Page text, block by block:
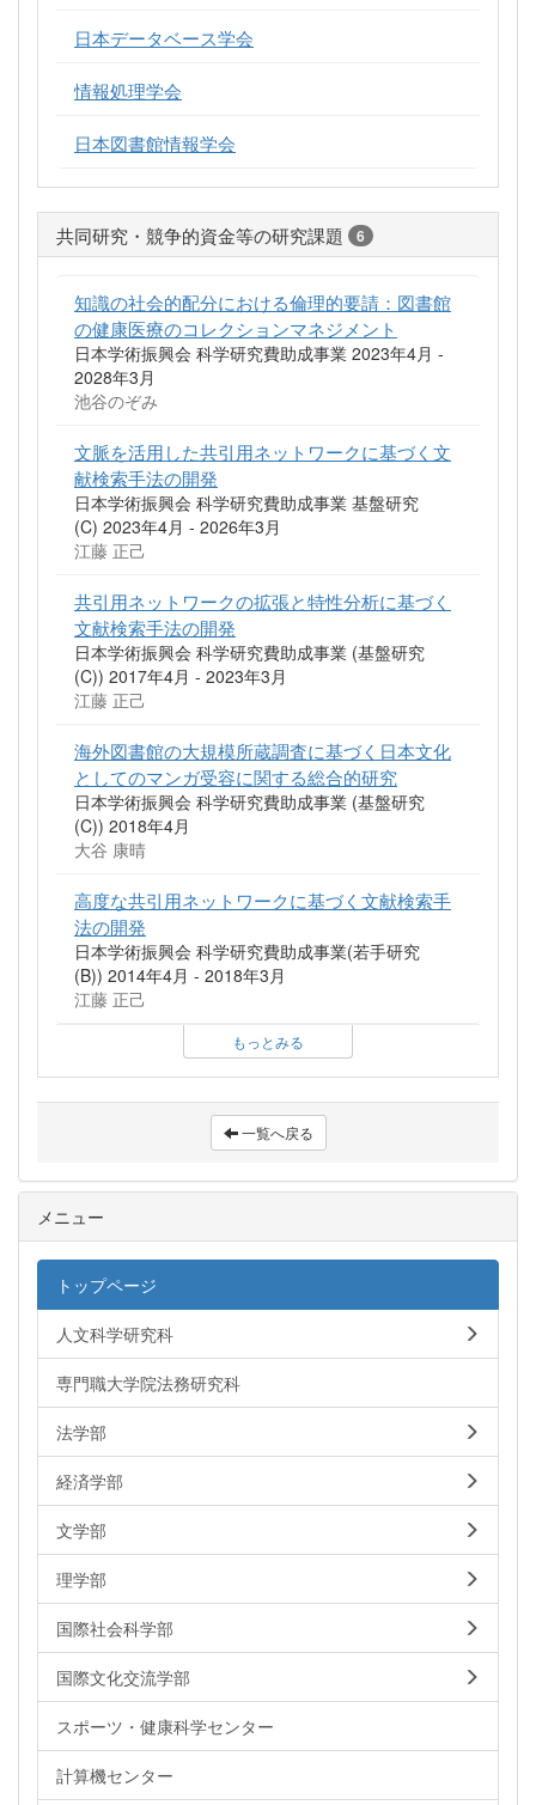
日本データベース学会
情報処理学会
日本図書館情報学会
共同研究・競争的資金等の研究課題 6
知識の社会的配分における倫理的要請：図書館
の健康医療のコレクションマネジメント
日本学術振興会 科学研究費助成事業 2023年4月 -
2028年3月
池谷のぞみ
文脈を活用した共引用ネットワークに基づく文
献検索手法の開発
日本学術振興会 科学研究費助成事業 基盤研究
(C) 2023年4月 - 2026年3月
江藤 正己
共引用ネットワークの拡張と特性分析に基づく
文献検索手法の開発
日本学術振興会 科学研究費助成事業 (基盤研究
(C)) 2017年4月 - 2023年3月
江藤 正己
海外図書館の大規模所蔵調査に基づく日本文化
としてのマンガ受容に関する総合的研究
日本学術振興会 科学研究費助成事業 (基盤研究
(C)) 2018年4月
大谷 康晴
高度な共引用ネットワークに基づく文献検索手
法の開発
日本学術振興会 科学研究費助成事業(若手研究
(B)) 2014年4月 - 2018年3月
江藤 正己
もっとみる
一覧へ戻る
メニュー
トップページ
人文科学研究科
専門職大学院法務研究科
法学部
経済学部
文学部
理学部
国際社会科学部
国際文化交流学部
スポーツ・健康科学センター
計算機センター